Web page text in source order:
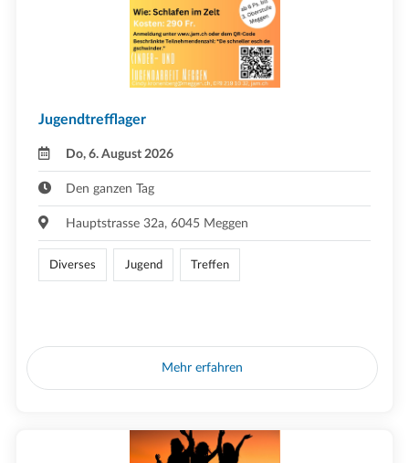
Jugendtrefflager
Do, 6. August 2026
Den ganzen Tag
Hauptstrasse 32a, 6045 Meggen
Diverses Jugend Treffen
Mehr erfahren